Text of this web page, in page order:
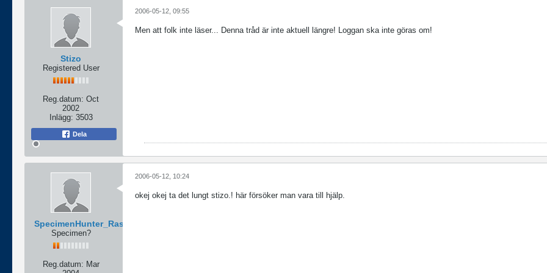
Stizo
Registered User
Reg.datum: Oct
2002
Inlägg: 3503
Dela
2006-05-12, 09:55
Men att folk inte läser... Denna tråd är inte aktuell längre! Loggan ska inte göras om!
SpecimenHunter_Rasmus
Specimen?
Reg.datum: Mar
2006-05-12, 10:24
okej okej ta det lungt stizo.! här försöker man vara till hjälp.